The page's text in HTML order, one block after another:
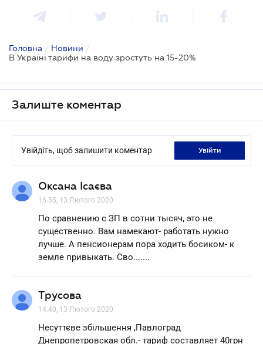
Головна / Новини /
В Україні тарифи на воду зростуть на 15-20%
Залиште коментар
Увійдіть, щоб залишити коментар увійти
Оксана Ісаєва
16.35, 13 Лютого 2020
По сравнению с ЗП в сотни тысяч, это не
существенно. Вам намекают- работать нужно
лучше. А пенсионерам пора ходить босиком- к
земле привыкать. Сво.......
Трусова
14.40, 13 Лютого 2020
Несуттєве збільшення ,Павлоград
Днепропетровская обл.- тариф составляет 40грн